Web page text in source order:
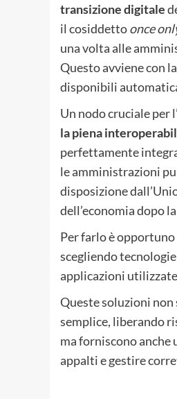
transizione digitale
il cosiddettoonce
una volta alle
Questo avviene con
disponibili
Un nodo cruciale per
la piena
perfettamente
le amministrazioni
disposizione
dell’economia dopo
Per farlo è
scegliendo
applicazioni
Queste soluzioni
semplice, liberando
ma forniscono
appalti e gestire